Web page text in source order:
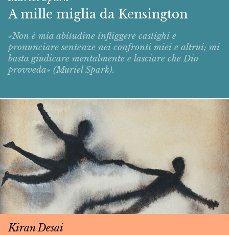
A mille miglia da Kensington
«Non è mia abitudine infliggere castighi e
pronunciare sentenze nei confronti miei e altrui; mi
basta giudicare mentalmente e lasciare che Dio
provveda» (Muriel Spark).
Kiran Desai